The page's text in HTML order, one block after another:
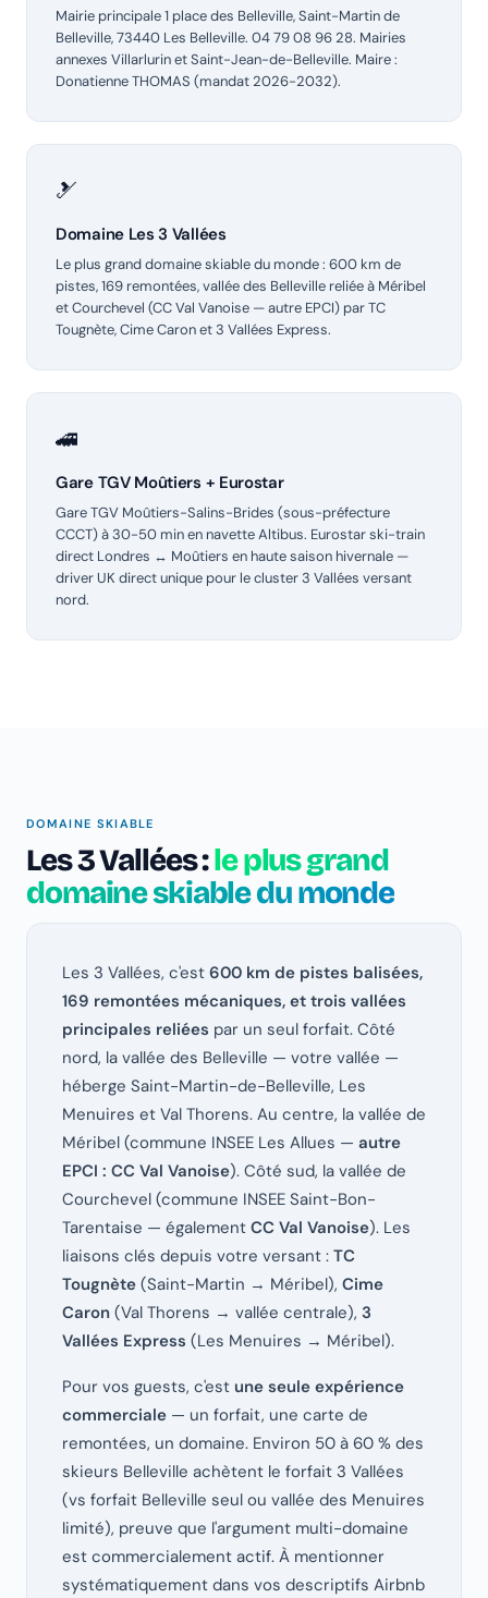
Mairie principale 1 place des Belleville, Saint-Martin de
Belleville, 73440 Les Belleville. 04 79 08 96 28. Mairies
annexes Villarlurin et Saint-Jean-de-Belleville. Maire :
Donatienne THOMAS (mandat 2026-2032).
🎿
Domaine Les 3 Vallées
Le plus grand domaine skiable du monde : 600 km de
pistes, 169 remontées, vallée des Belleville reliée à Méribel
et Courchevel (CC Val Vanoise — autre EPCI) par TC
Tougnète, Cime Caron et 3 Vallées Express.
🚄
Gare TGV Moûtiers + Eurostar
Gare TGV Moûtiers-Salins-Brides (sous-préfecture
CCCT) à 30-50 min en navette Altibus. Eurostar ski-train
direct Londres ↔ Moûtiers en haute saison hivernale —
driver UK direct unique pour le cluster 3 Vallées versant
nord.
DOMAINE SKIABLE
Les 3 Vallées :le plus grand
domaine skiable du monde
Les 3 Vallées, c'est 600 km de pistes balisées,
169 remontées mécaniques, et trois vallées
principales reliées par un seul forfait. Côté
nord, la vallée des Belleville — votre vallée —
héberge Saint-Martin-de-Belleville, Les
Menuires et Val Thorens. Au centre, la vallée de
Méribel (commune INSEE Les Allues — autre
EPCI : CC Val Vanoise). Côté sud, la vallée de
Courchevel (commune INSEE Saint-Bon-
Tarentaise — également CC Val Vanoise). Les
liaisons clés depuis votre versant : TC
Tougnète (Saint-Martin → Méribel), Cime
Caron (Val Thorens → vallée centrale), 3
Vallées Express (Les Menuires → Méribel).
Pour vos guests, c'est une seule expérience
commerciale — un forfait, une carte de
remontées, un domaine. Environ 50 à 60 % des
skieurs Belleville achètent le forfait 3 Vallées
(vs forfait Belleville seul ou vallée des Menuires
limité), preuve que l'argument multi-domaine
est commercialement actif. À mentionner
systématiquement dans vos descriptifs Airbnb